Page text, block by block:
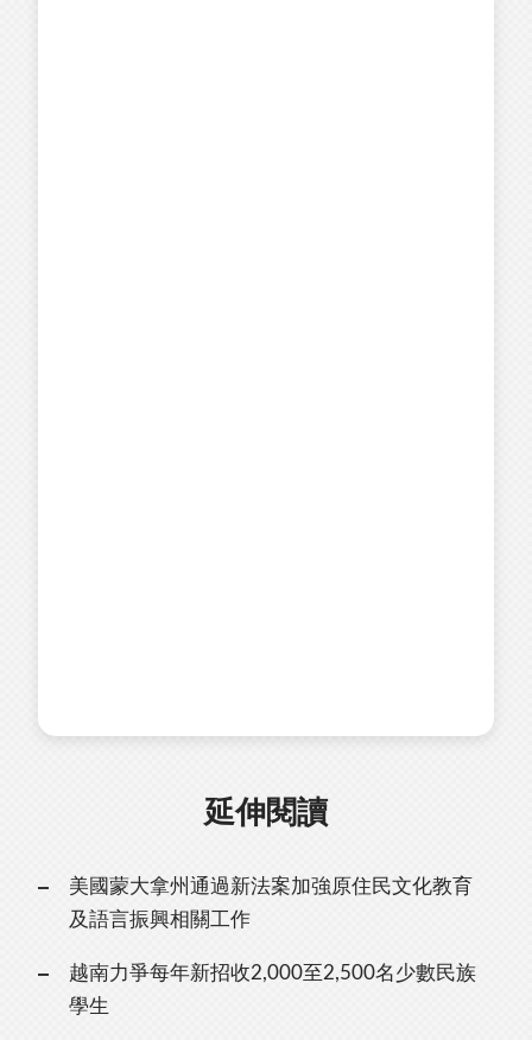
延伸閱讀
美國蒙大拿州通過新法案加強原住民文化教育
及語言振興相關工作
越南力爭每年新招收2,000至2,500名少數民族
學生